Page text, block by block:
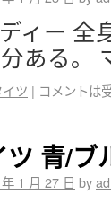
ィー 全
ある。
ツ | コメントは
青/ブ
1 月 27 日 by